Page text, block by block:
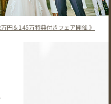
円＆145万特典付きフェア開催 》